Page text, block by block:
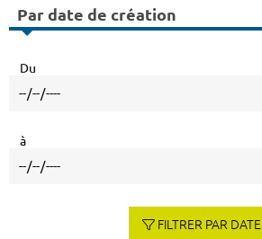
Par date de création
Du
à
FILTRER PAR DATE